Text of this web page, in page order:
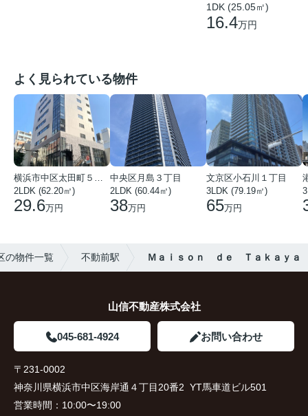
1DK (25.05㎡)
16.4万円
よく見られている物件
2LDK (62.20㎡)
29.6万円
中央区月島３丁目
2LDK (60.44㎡)
38万円
文京区小石川１丁目
3LDK (79.19㎡)
65万円
の物件一覧 不動前駅 Ｍａｉｓｏｎ ｄｅ Ｔａｋａｙａ
山信不動産株式会社
045-681-4924 お問い合わせ
〒231-0002
神奈川県横浜市中区海岸通４丁目20番2 YT馬車道ビル501
営業時間： 10:00〜19:00